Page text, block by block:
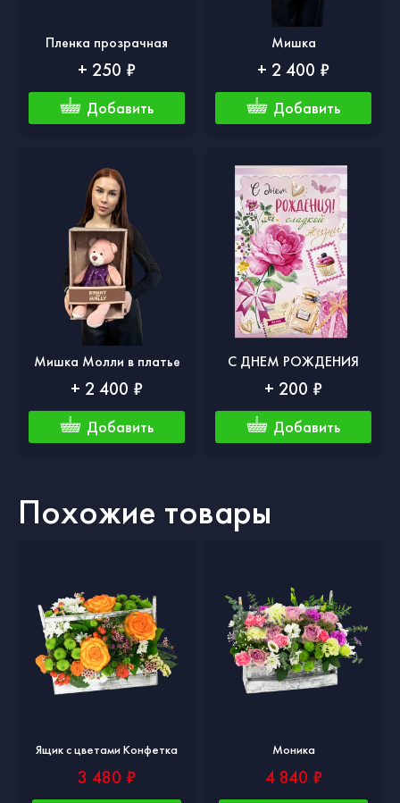
Пленка прозрачная
+ 250 ₽
Добавить
Мишка
+ 2 400 ₽
Добавить
Мишка Молли в платье
+ 2 400 ₽
Добавить
С ДНЕМ РОЖДЕНИЯ
+ 200 ₽
Добавить
Похожие товары
Ящик с цветами Конфетка
3 480 ₽
Моника
4 840 ₽